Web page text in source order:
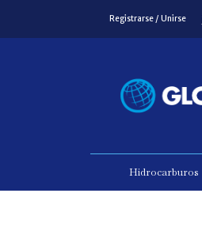
Registrarse / Unirse
Hidrocarburos